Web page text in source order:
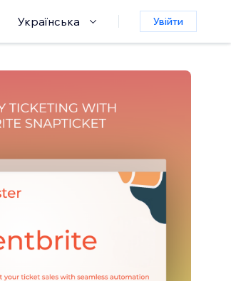
Українська Увійти